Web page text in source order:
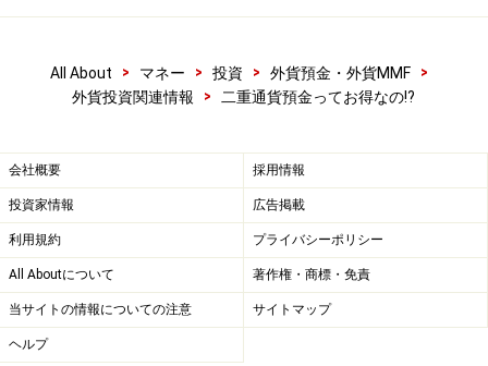
All About > マネー > 投資 > 外貨預金・外貨MMF
>
外貨投資関連情報
> 二重通貨預金ってお得なの!?
会社概要 採用情報
投資家情報 広告掲載
利用規約 プライバシーポリシー
All Aboutについて 著作権・商標・免責
当サイトの情報についての注意 サイトマップ
ヘルプ